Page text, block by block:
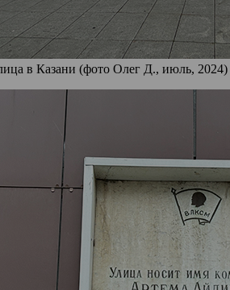
в Казани (фото Олег Д., июль, 2024)